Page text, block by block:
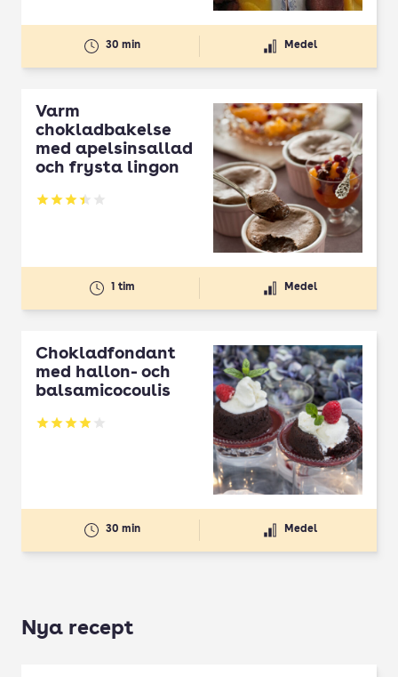
30 min Medel
Varm
chokladbakelse
med apelsinsallad
och frysta lingon
Betyg: 3.4 av 5
1 tim Medel
Chokladfondant
med hallon- och
balsamicocoulis
Betyg: 3.96 av 5
30 min Medel
Nya recept